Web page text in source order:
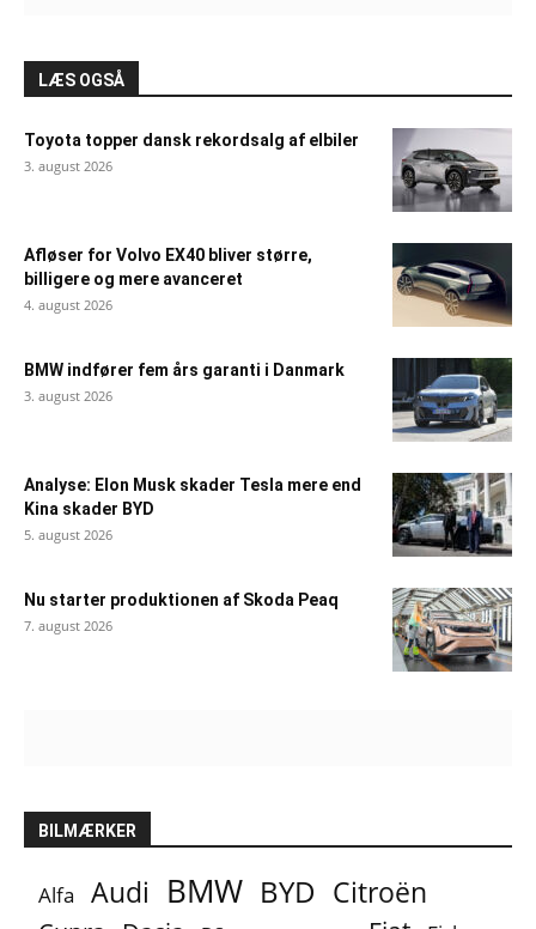
LÆS OGSÅ
Toyota topper dansk rekordsalg af elbiler
3. august 2026
Afløser for Volvo EX40 bliver større,
billigere og mere avanceret
4. august 2026
BMW indfører fem års garanti i Danmark
3. august 2026
Analyse: Elon Musk skader Tesla mere end
Kina skader BYD
5. august 2026
Nu starter produktionen af Skoda Peaq
7. august 2026
BILMÆRKER
Alfa Audi BMW BYD Citroën